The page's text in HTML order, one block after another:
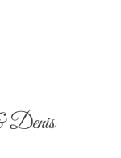
Denis